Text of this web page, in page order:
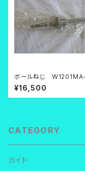
ボールねじ
C3Z2
¥16,500
CATEGORY
ガイド